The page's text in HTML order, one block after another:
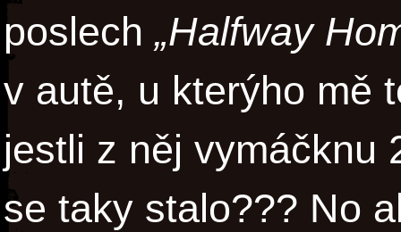
poslech „Halfway
v autě, u kterýho mě
jestli z něj vymáčknu
se taky stalo??? No